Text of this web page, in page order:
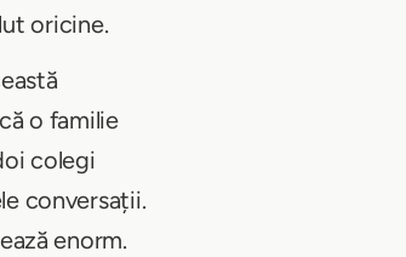
oricine.
o familie
colegi
conversații.
enorm.